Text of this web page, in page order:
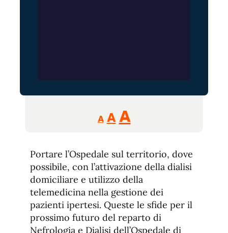
A
Reducir
tamaño
A Restablecer
tamaño
de
fuente
AAumentar
de
fuente.
Portare l’Ospedale sul territorio, dove
possibile, con l’attivazione della dialisi
domiciliare e utilizzo della
telemedicina nella gestione dei
pazienti ipertesi. Queste le sfide per il
prossimo futuro del reparto di
Nefrologia e Dialisi dell’Ospedale di